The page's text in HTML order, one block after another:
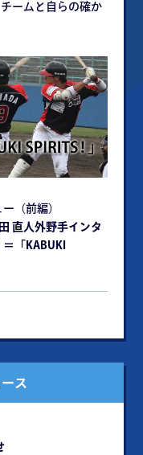
ームと自らの確か
（前編）
直人外野手インタ
「KABUKI
ス